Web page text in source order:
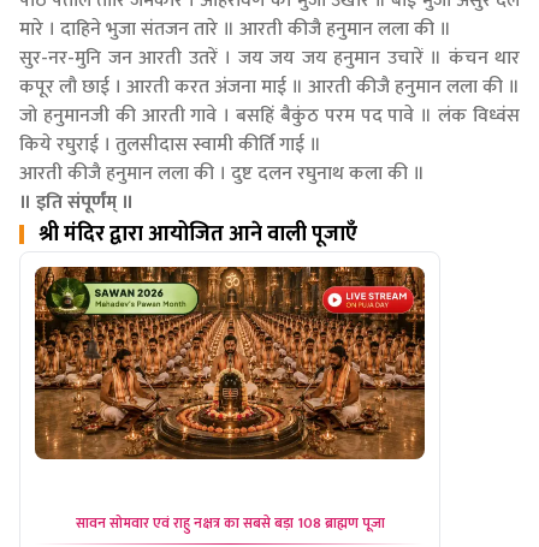
मारे । दाहिने भुजा संतजन तारे ॥ आरती कीजै हनुमान लला की ॥
सुर-नर-मुनि जन आरती उतरें । जय जय जय हनुमान उचारें ॥ कंचन थार
कपूर लौ छाई । आरती करत अंजना माई ॥ आरती कीजै हनुमान लला की ॥
जो हनुमानजी की आरती गावे । बसहिं बैकुंठ परम पद पावे ॥ लंक विध्वंस
किये रघुराई । तुलसीदास स्वामी कीर्ति गाई ॥
आरती कीजै हनुमान लला की । दुष्ट दलन रघुनाथ कला की ॥
॥ इति संपूर्णंम् ॥
श्री मंदिर द्वारा आयोजित आने वाली पूजाएँ
सावन सोमवार एवं राहु नक्षत्र का सबसे बड़ा 108 ब्राह्मण पूजा